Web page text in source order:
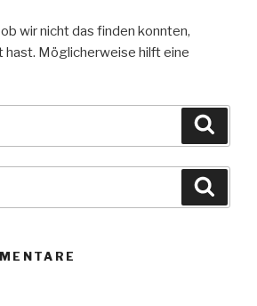
wir nicht das finden konnten,
hast. Möglicherweise hilft eine